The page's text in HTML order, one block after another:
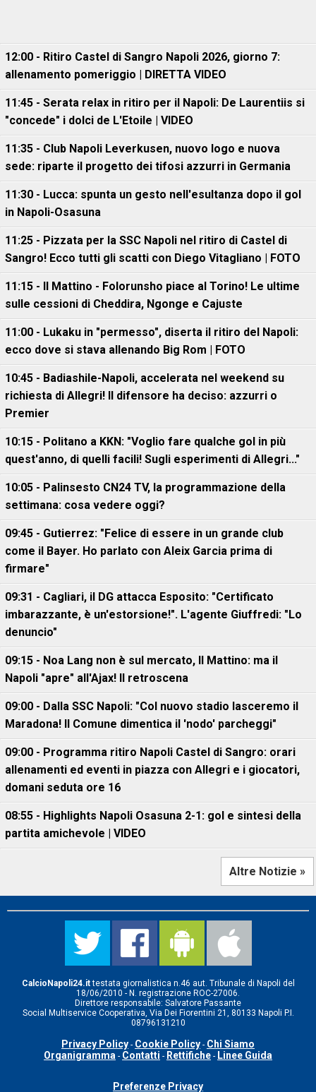
12:00 - Ritiro Castel di Sangro Napoli 2026, giorno 7:
allenamento pomeriggio | DIRETTA VIDEO
11:45 - Serata relax in ritiro per il Napoli: De Laurentiis si
"concede" i dolci de L'Etoile | VIDEO
11:35 - Club Napoli Leverkusen, nuovo logo e nuova
sede: riparte il progetto dei tifosi azzurri in Germania
11:30 - Lucca: spunta un gesto nell'esultanza dopo il gol
in Napoli-Osasuna
11:25 - Pizzata per la SSC Napoli nel ritiro di Castel di
Sangro! Ecco tutti gli scatti con Diego Vitagliano | FOTO
11:15 - Il Mattino - Folorunsho piace al Torino! Le ultime
sulle cessioni di Cheddira, Ngonge e Cajuste
11:00 - Lukaku in "permesso", diserta il ritiro del Napoli:
ecco dove si stava allenando Big Rom | FOTO
10:45 - Badiashile-Napoli, accelerata nel weekend su
richiesta di Allegri! Il difensore ha deciso: azzurri o
Premier
10:15 - Politano a KKN: "Voglio fare qualche gol in più
quest'anno, di quelli facili! Sugli esperimenti di Allegri..."
10:05 - Palinsesto CN24 TV, la programmazione della
settimana: cosa vedere oggi?
09:45 - Gutierrez: "Felice di essere in un grande club
come il Bayer. Ho parlato con Aleix Garcia prima di
firmare"
09:31 - Cagliari, il DG attacca Esposito: "Certificato
imbarazzante, è un'estorsione!". L'agente Giuffredi: "Lo
denuncio"
09:15 - Noa Lang non è sul mercato, Il Mattino: ma il
Napoli "apre" all'Ajax! Il retroscena
09:00 - Dalla SSC Napoli: "Col nuovo stadio lasceremo il
Maradona! Il Comune dimentica il 'nodo' parcheggi"
09:00 - Programma ritiro Napoli Castel di Sangro: orari
allenamenti ed eventi in piazza con Allegri e i giocatori,
domani seduta ore 16
08:55 - Highlights Napoli Osasuna 2-1: gol e sintesi della
partita amichevole | VIDEO
Altre Notizie »
CalcioNapoli24.ittestata giornalistica n.46 aut. Tribunale di Napoli del
18/06/2010 - N. registrazione ROC-27006.
Direttore responsabile: Salvatore Passante
Social Multiservice Cooperativa, Via Dei Fiorentini 21, 80133 Napoli P.I.
08796131210
Privacy Policy - Cookie Policy - Chi Siamo
Organigramma - Contatti - Rettifiche - Linee Guida
Preferenze Privacy